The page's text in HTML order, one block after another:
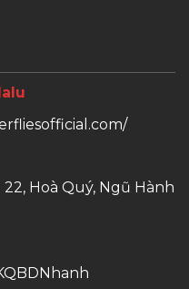
Hoà Quý, Ngũ Hành